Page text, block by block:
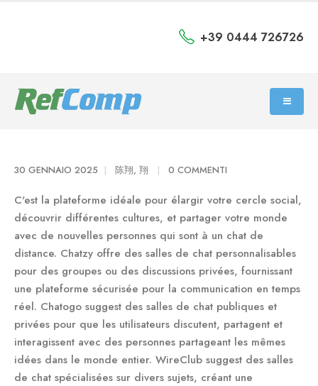
+39 0444 726726
30 GENNAIO 2025 陈翔, 翔 0 COMMENTI
C'est la plateforme idéale pour élargir votre cercle social,
découvrir différentes cultures, et partager votre monde
avec de nouvelles personnes qui sont à un chat de
distance. Chatzy offre des salles de chat personnalisables
pour des groupes ou des discussions privées, fournissant
une plateforme sécurisée pour la communication en temps
réel. Chatogo suggest des salles de chat publiques et
privées pour que les utilisateurs discutent, partagent et
interagissent avec des personnes partageant les mêmes
idées dans le monde entier. WireClub suggest des salles
de chat spécialisées sur divers sujets, créant une